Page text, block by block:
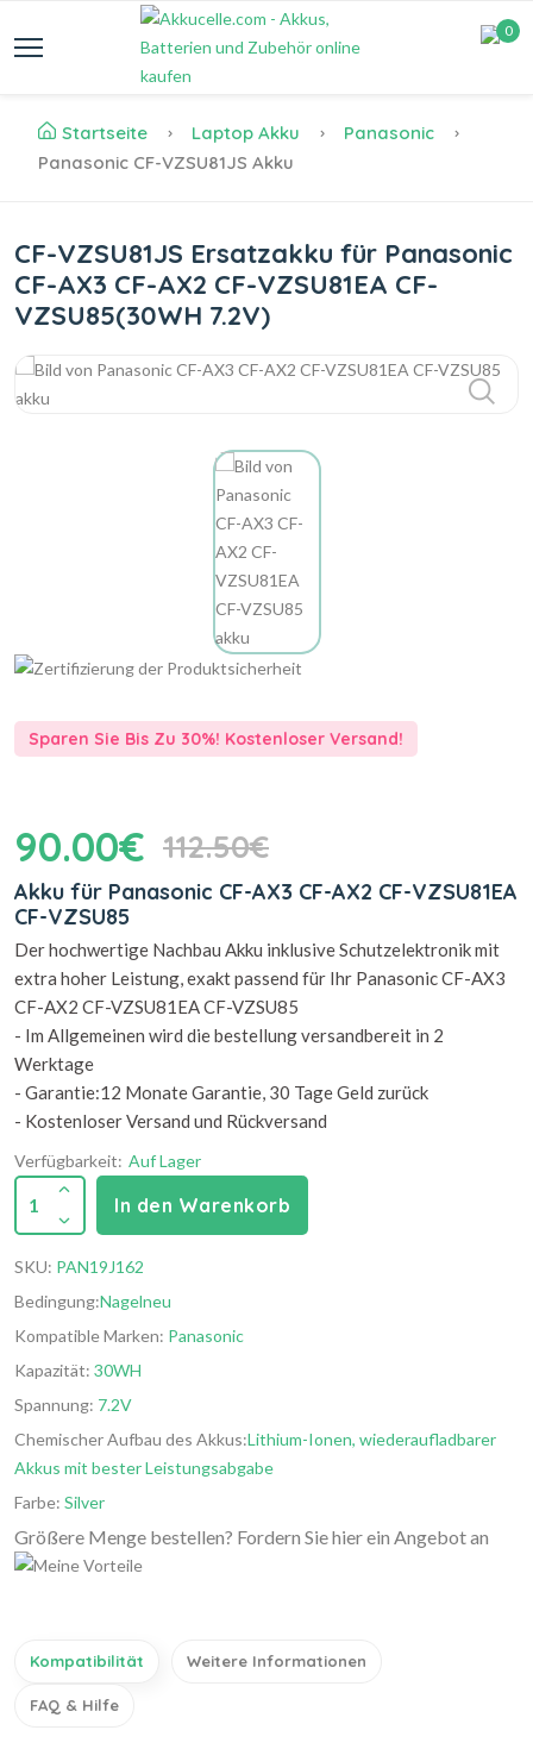
0
Startseite Laptop Akku
Panasonic
Panasonic CF-VZSU81JS Akku
CF-VZSU81JS Ersatzakku für Panasonic
CF-AX3 CF-AX2 CF-VZSU81EA CF-
VZSU85(30WH 7.2V)
Sparen Sie Bis Zu 30%! Kostenloser Versand!
90.00€ 112.50€
Akku für Panasonic CF-AX3 CF-AX2 CF-VZSU81EA
CF-VZSU85
Der hochwertige Nachbau Akku inklusive Schutzelektronik mit
extra hoher Leistung, exakt passend für Ihr Panasonic CF-AX3
CF-AX2 CF-VZSU81EA CF-VZSU85
- Im Allgemeinen wird die bestellung versandbereit in 2
Werktage
- Garantie:12 Monate Garantie, 30 Tage Geld zurück
- Kostenloser Versand und Rückversand
Verfügbarkeit: Auf Lager
1 In den Warenkorb
SKU: PAN19J162
Bedingung:Nagelneu
Kompatible Marken: Panasonic
Kapazität: 30WH
Spannung: 7.2V
Chemischer Aufbau des Akkus:Lithium-Ionen, wiederaufladbarer
Akkus mit bester Leistungsabgabe
Farbe: Silver
Größere Menge bestellen? Fordern Sie hier ein Angebot an
Kompatibilität Weitere Informationen
FAQ & Hilfe